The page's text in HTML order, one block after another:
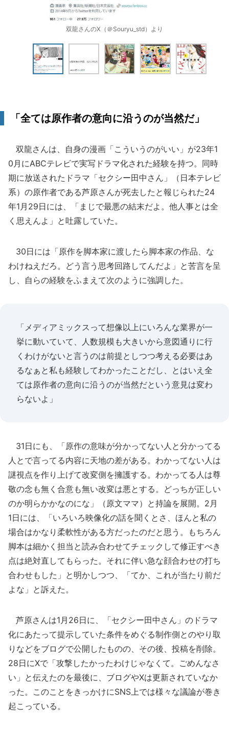
双龍さんのX（＠Souryu_std）より
「全ては原作者の意向に沿うのが当然だ」
双龍さんは、自身の漫画「こういうのがいい」が23年1
0月にABCテレビで実写ドラマ化された経験を持つ。同時
期に放送されたドラマ「セクシー田中さん」（日本テレビ
系）の原作者である芦原さんが死去したと報じられた24
年1月29日には、「まじで最悪の結末だよ。他人事とは全
く思えんよ」と吐露していた。
30日には「原作を脚本家に渡したら脚本家の作品、な
わけねえだろ。どう言う思考回路してんだよ」と苦言を呈
し、自らの経験をふまえて次のように強調した。
「メディアミックスって想像以上にいろんな業界が一
挙に動いていて、人数規模も大きいから意図通りに行
くわけがないと言うのは前提としつつ考える必要はあ
るなぁと私も経験してわかったことだし、とはいえ全
ては原作者の意向に沿うのが当然だという意見は変わ
らないよ」
31日にも、「原作の意味が分かってない人と分かってる
人とで言ってる内容に天地の差がある。わかってない人は
謎視点を作り上げて改変側を擁護する。わかってる人は尊
敬の念も無く合意も無い改変は悪とする。どっちが正しい
のか明らかかなのにな」（原文ママ）と持論を展開。2月
1日には、「いろいろ映像化の話を聞くとさ、ほんと私の
場合はかなり柔軟性がある方だったのだと思う。もちろん
脚本は細かく担当と読み合わせてチェックして修正すべき
点は絶対直してもらった。それに伴い急な顔合わせの打ち
合わせもした」と明かしつつ、「てか、これが当たり前だ
よな」と訴えた。
芦原さんは1月26日に、「セクシー田中さん」のドラマ
化にあたって提示していた条件をめぐる制作側とのやり取
りなどをブログで公開したものの、その後、投稿を削除。
28日にXで「攻撃したかったわけじゃなくて。ごめんなさ
い」と伝えたのを最後に、ブログやXは更新されていなか
った。このことをきっかけにSNS上では様々な議論が巻き
起こっている。